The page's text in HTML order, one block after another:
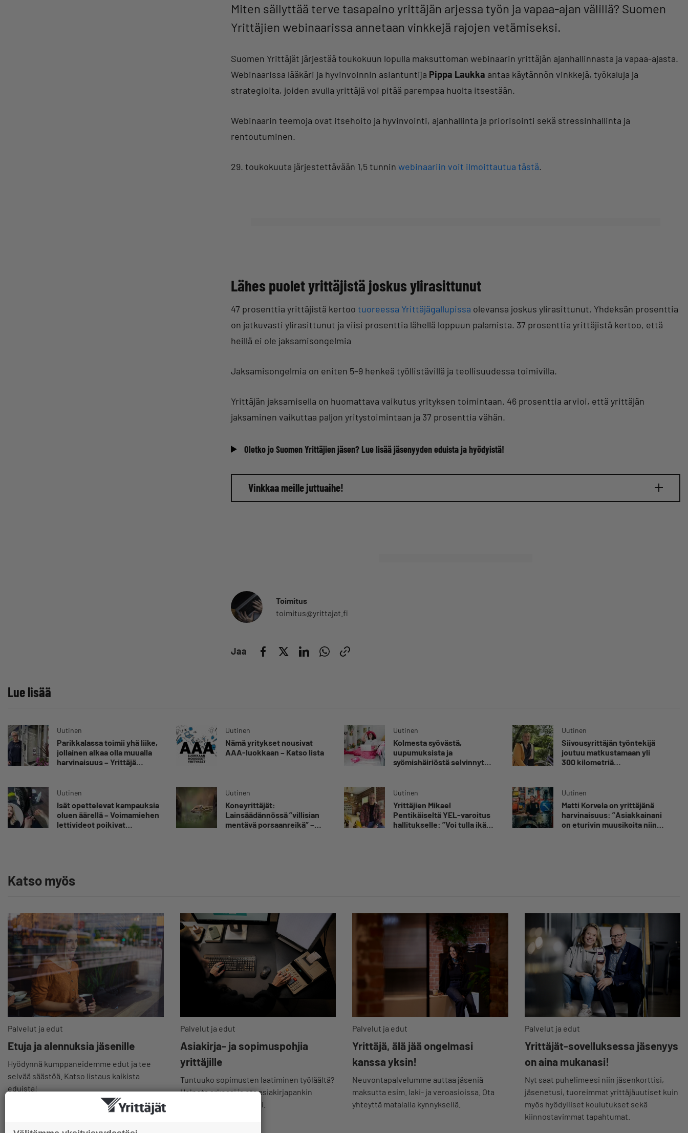
Miten säilyttää terve tasapaino yrittäjän arjessa työn ja vapaa-ajan välillä? Suomen
Yrittäjien webinaarissa annetaan vinkkejä rajojen vetämiseksi.
Suomen Yrittäjät järjestää toukokuun lopulla maksuttoman webinaarin yrittäjän ajanhallinnasta ja vapaa-ajasta.
Webinaarissa lääkäri ja hyvinvoinnin asiantuntija Pippa Laukka antaa käytännön vinkkejä, työkaluja ja
strategioita, joiden avulla yrittäjä voi pitää parempaa huolta itsestään.
Webinaarin teemoja ovat itsehoito ja hyvinvointi, ajanhallinta ja priorisointi sekä stressinhallinta ja
rentoutuminen.
29. toukokuuta järjestettävään 1,5 tunnin webinaariin voit ilmoittautua tästä.
Lähes puolet yrittäjistä joskus ylirasittunut
47 prosenttia yrittäjistä kertoo tuoreessa Yrittäjägallupissa olevansa joskus ylirasittunut. Yhdeksän prosenttia
on jatkuvasti ylirasittunut ja viisi prosenttia lähellä loppuun palamista. 37 prosenttia yrittäjistä kertoo, että
heillä ei ole jaksamisongelmia
Jaksamisongelmia on eniten 5–9 henkeä työllistävillä ja teollisuudessa toimivilla.
Yrittäjän jaksamisella on huomattava vaikutus yrityksen toimintaan. 46 prosenttia arvioi, että yrittäjän
jaksaminen vaikuttaa paljon yritystoimintaan ja 37 prosenttia vähän.
Oletko jo Suomen Yrittäjien jäsen? Lue lisää jäsenyyden eduista ja hyödyistä!
Vinkkaa meille juttuaihe!
Toimitus
toimitus@yrittajat.fi
Jaa
Lue lisää
Uutinen
Parikkalassa toimii yhä liike,
jollainen alkaa olla muualla
harvinaisuus – Yrittäjä
omansa
Uutinen
Nämä yritykset nousivat
AAA-luokkaan – Katso lista
Uutinen
Kolmesta syövästä,
uupumuksista ja
syömishäiriöstä selvinnyt
silmiin, olen oppinut
kestämään myös
yrittäjyyteen kuuluvaa
epävarmuutta”
Uutinen
Siivousyrittäjän työntekijä
joutuu matkustamaan yli
300 kilometriä
Uutinen
Isät opettelevat kampauksia
oluen äärellä – Voimamiehen
lettivideot poikivat
Uutinen
Koneyrittäjät:
Lainsäädännössä ”villisian
mentävä porsaanreikä” –
Uutinen
Yrittäjien Mikael
Pentikäiseltä YEL-varoitus
hallitukselle: ”Voi tulla ikävä
Uutinen
Matti Korvela on yrittäjänä
harvinaisuus: ”Asiakkainani
on eturivin muusikoita niin
Katso myös
Palvelut ja edut
Etuja ja alennuksia jäsenille
Hyödynnä kumppaneidemme edut ja tee
selvää säästöä. Katso listaus kaikista
eduista!
Palvelut ja edut
Asiakirja- ja sopimuspohjia
yrittäjille
Tuntuuko sopimusten laatiminen työläältä?
Helpota arkeasi ja ota asiakirjapankin
valmiit pohjat käyttöösi.
Palvelut ja edut
Yrittäjä, älä jää ongelmasi
kanssa yksin!
Neuvontapalvelumme auttaa jäseniä
maksutta esim. laki- ja veroasioissa. Ota
yhteyttä matalalla kynnyksellä.
Palvelut ja edut
Yrittäjät-sovelluksessa jäsenyys
on aina mukanasi!
Nyt saat puhelimeesi niin jäsenkorttisi,
jäsenetusi, tuoreimmat yrittäjäuutiset kuin
myös hyödylliset koulutukset sekä
kiinnostavimmat tapahtumat.